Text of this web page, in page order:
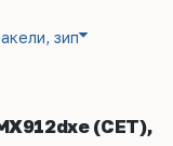
зип
(CET),